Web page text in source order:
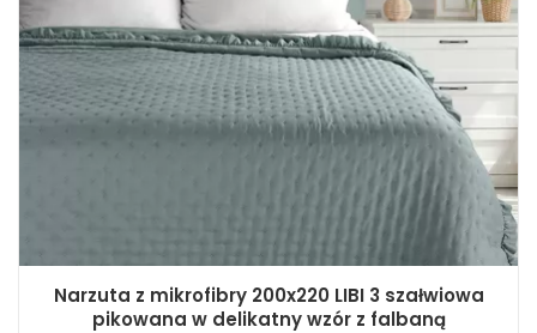
Narzuta z mikrofibry 200x220 LIBI 3 szałwiowa
pikowana w delikatny wzór z falbaną